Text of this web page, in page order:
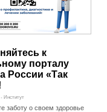
к
порталу
России «Так
- Институт
заботу о своем здоровье